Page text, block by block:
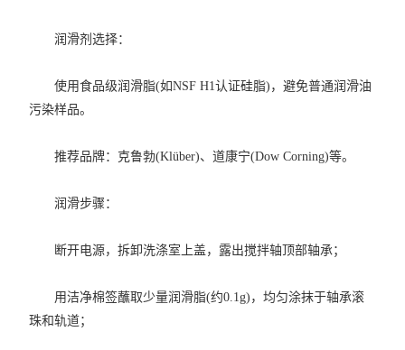
润滑剂选择：
使用食品级润滑脂(如NSF H1认证硅脂)，避免普通润滑油
污染样品。
推荐品牌：克鲁勃(Klüber)、道康宁(Dow Corning)等。
润滑步骤：
断开电源，拆卸洗涤室上盖，露出搅拌轴顶部轴承；
用洁净棉签蘸取少量润滑脂(约0.1g)，均匀涂抹于轴承滚
珠和轨道；